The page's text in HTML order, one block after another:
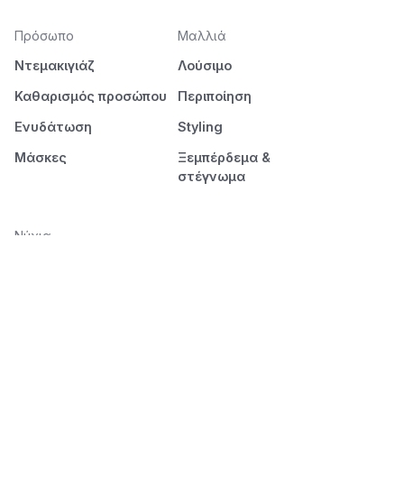
Πρόσωπο
Ντεμακιγιάζ
Καθαρισμός προσώπου
Ενυδάτωση
Μάσκες
Μαλλιά
Λούσιμο
Περιποίηση
Styling
Ξεμπέρδεμα &
στέγνωμα
Νύχια